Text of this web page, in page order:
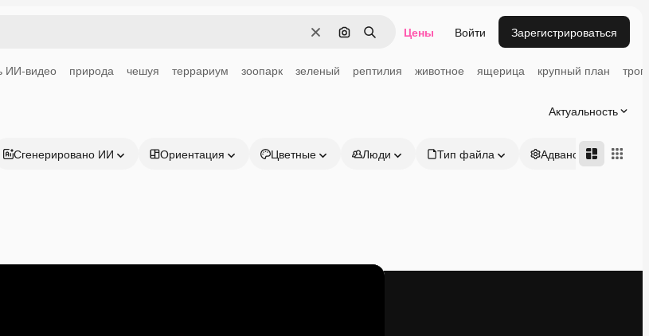
ОчиститьПоиск по изображению
Поиск Цены Войти Зарегистрироваться
ИИ-видео природа чешуя террариум зоопарк зеленый рептилия животное ящерица крупный план
Актуальность
Сгенерировано ИИ Ориентация Цветные Люди Тип файла Адвансд